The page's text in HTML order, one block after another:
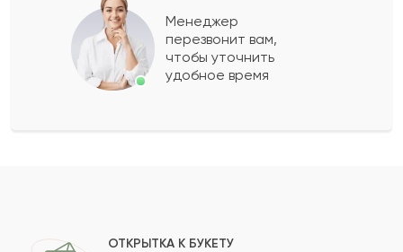
Показать еще
Ваш e-mail
Менеджер
перезвонит вам,
чтобы уточнить
удобное время
ОТКРЫТКА К БУКЕТУ